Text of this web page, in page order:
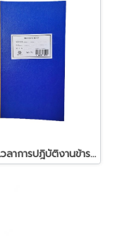
บัญชีลงเวลาการปฎิบัติงานข้าราชการ (หน้าคู่)